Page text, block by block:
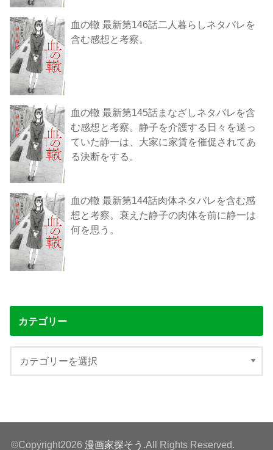
血の轍 最新第146話二人暮らしネタバレを
含む感想と考察。
血の轍 最新第145話まなざしネタバレを含
む感想と考察。静子を介護する日々を送っ
ていた静一は、大家に家賃を催促されてあ
る決断をする。
血の轍 最新第144話肉体ネタバレを含む感
想と考察。衰えた静子の肉体を前に静一は
何を思う。
カテゴリー
©Copyright2026 漫画家探そう .All Rights Reserved.